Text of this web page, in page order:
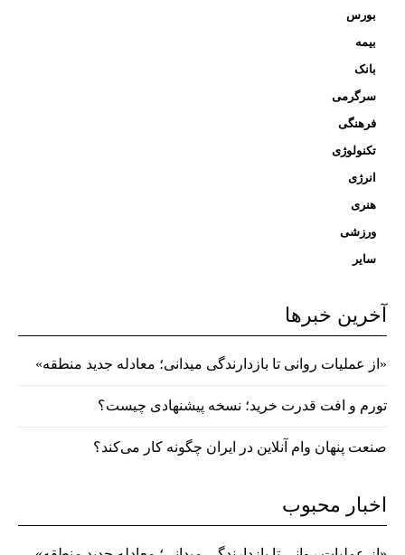
بورس
بیمه
بانک
سرگرمی
فرهنگی
تکنولوژی
انرژی
هنری
ورزشی
سایر
آخرین خبرها
«از عملیات روانی تا بازدارندگی میدانی؛ معادله جدید منطقه»
تورم و افت قدرت خرید؛ نسخه پیشنهادی چیست؟
صنعت پنهان وام آنلاین در ایران چگونه کار می‌کند؟
اخبار محبوب